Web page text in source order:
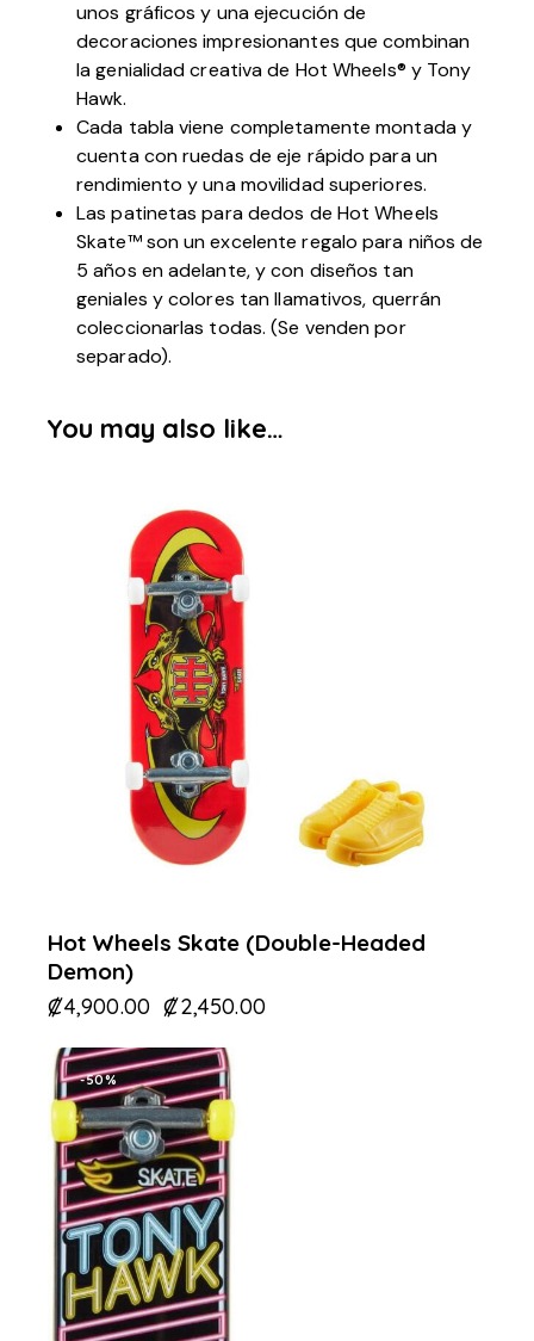
unos gráficos y una ejecución de
decoraciones impresionantes que combinan
la genialidad creativa de Hot Wheels® y Tony
Hawk.
Cada tabla viene completamente montada y
cuenta con ruedas de eje rápido para un
rendimiento y una movilidad superiores.
Las patinetas para dedos de Hot Wheels
Skate™ son un excelente regalo para niños de
5 años en adelante, y con diseños tan
geniales y colores tan llamativos, querrán
coleccionarlas todas. (Se venden por
separado).
You may also like…
Hot Wheels Skate (Double-Headed
Demon)
₡4,900.00 ₡2,450.00
-50%